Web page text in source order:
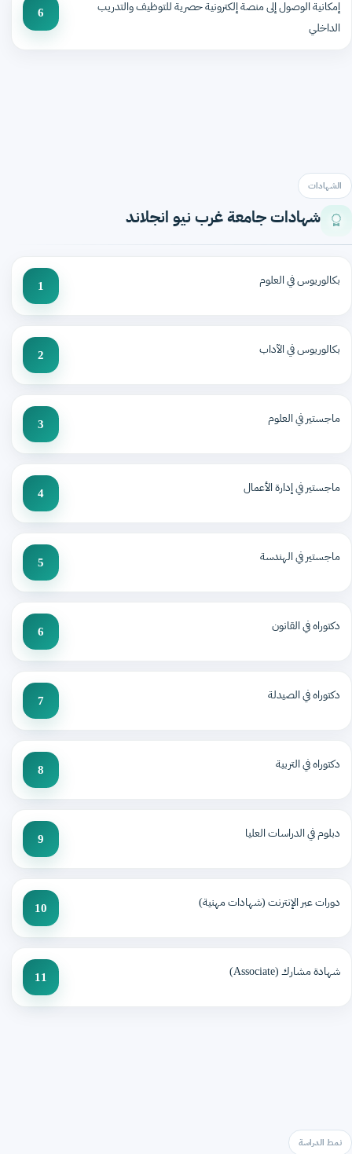
إمكانية الوصول إلى منصة إلكترونية حصرية للتوظيف والتدريب
الداخلي
6
الشهادات
شهادات جامعة غرب نيو انجلاند
بكالوريوس في العلوم 1
بكالوريوس في الآداب 2
ماجستير في العلوم 3
ماجستير في إدارة الأعمال 4
ماجستير في الهندسة 5
دكتوراه في القانون 6
دكتوراه في الصيدلة 7
دكتوراه في التربية 8
دبلوم في الدراسات العليا 9
دورات عبر الإنترنت (شهادات مهنية) 10
شهادة مشارك (Associate) 11
نمط الدراسة